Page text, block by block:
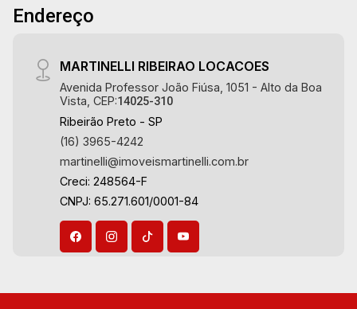
Endereço
MARTINELLI RIBEIRAO LOCACOES
Avenida Professor João Fiúsa, 1051 - Alto da Boa
Vista, CEP:14025-310
Ribeirão Preto - SP
(16) 3965-4242
martinelli@imoveismartinelli.com.br
Creci: 248564-F
CNPJ: 65.271.601/0001-84